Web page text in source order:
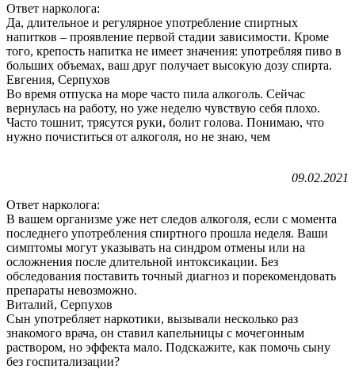
Ответ нарколога:
Да, длительное и регулярное употребление спиртных
напитков – проявление первой стадии зависимости. Кроме
того, крепость напитка не имеет значения: употребляя пиво в
больших объемах, ваш друг получает высокую дозу спирта.
Евгения, Серпухов
Во время отпуска на море часто пила алкоголь. Сейчас
вернулась на работу, но уже неделю чувствую себя плохо.
Часто тошнит, трясутся руки, болит голова. Понимаю, что
нужно почиститься от алкоголя, но не знаю, чем
09.02.2021
Ответ нарколога:
В вашем организме уже нет следов алкоголя, если с момента
последнего употребления спиртного прошла неделя. Ваши
симптомы могут указывать на синдром отмены или на
осложнения после длительной интоксикации. Без
обследования поставить точный диагноз и порекомендовать
препараты невозможно.
Виталий, Серпухов
Сын употребляет наркотики, вызывали несколько раз
знакомого врача, он ставил капельницы с мочегонным
раствором, но эффекта мало. Подскажите, как помочь сыну
без госпитализации?